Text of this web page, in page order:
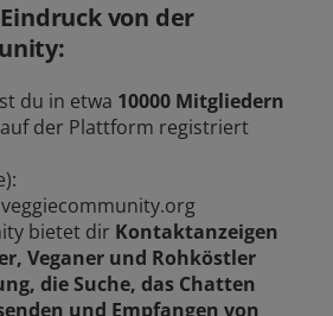
von der
du in etwa 10000 Mitgliedern
der Plattform registriert
bietet dir Kontaktanzeigen
Veganer und Rohköstler
die Suche, das Chatten
und Empfangen von